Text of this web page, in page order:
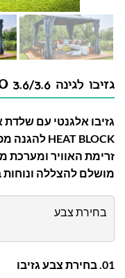
גזיבו לגינה PALERMO 3.6/3.6
גזיבו אלגנטי עם שלדת
זרימת האוויר ומערכת
מושלם להצללה ונוחות
בחירת צבע
01. בחירת צבע גזיבו